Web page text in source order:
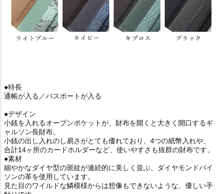
●特長
通帳が入る／パスポートが入る
●デザイン
小銭を入れるオープンポケットが、財布を開くと大きく開口するギ
ャルソン長財布。
小銭の出し入れのし易さがとても優れており、4つの紙幣入れや、
合計14ヶ所のカードホルダーなど、使いやすさも抜群の財布です。
●素材
細やかなダイヤ型の斑紋が連続的に美しく並ぶ、ダイヤモンドパイ
ソンの革を使用しています。
見た目のワイルドな鱗模様からは想像もできないような、優しい手